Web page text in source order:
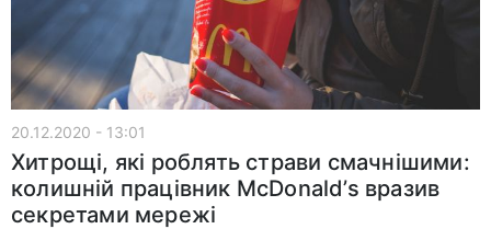
20.12.2020 - 13:01
Хитрощі, які роблять страви смачнішими:
колишній працівник McDonald’s вразив
секретами мережі